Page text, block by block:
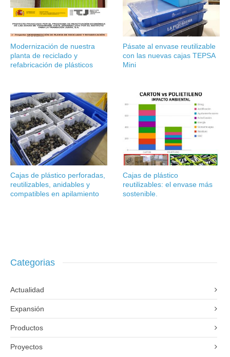
Modernización de nuestra
planta de reciclado y
refabricación de plásticos
Pásate al envase reutilizable
con las nuevas cajas TEPSA
Mini
Cajas de plástico perforadas,
reutilizables, anidables y
compatibles en apilamiento
Cajas de plástico
reutilizables: el envase más
sostenible.
Categorias
Actualidad
Expansión
Productos
Proyectos